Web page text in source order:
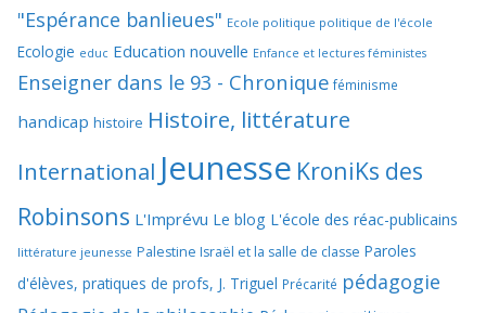
"Espérance banlieues" Ecole politique politique de l'école
Ecologie educ Education nouvelle Enfance et lectures féministes
Enseigner dans le 93 - Chronique féminisme
handicap histoire Histoire, littérature
International Jeunesse KroniKs des
Robinsons L'Imprévu Le blog L'école des réac-publicains
littérature jeunesse Palestine Israël et la salle de classe Paroles
d'élèves, pratiques de profs, J. Triguel Précarité pédagogie